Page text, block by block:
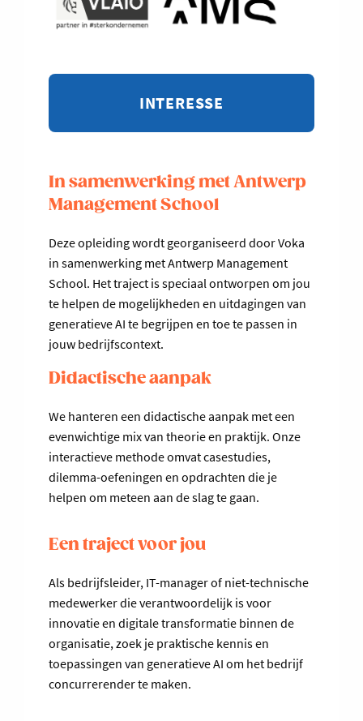
INTERESSE
In samenwerking met Antwerp
Management School
Deze opleiding wordt georganiseerd door Voka
in samenwerking met Antwerp Management
School. Het traject is speciaal ontworpen om jou
te helpen de mogelijkheden en uitdagingen van
generatieve AI te begrijpen en toe te passen in
jouw bedrijfscontext.
Didactische aanpak
We hanteren een didactische aanpak met een
evenwichtige mix van theorie en praktijk. Onze
interactieve methode omvat casestudies,
dilemma-oefeningen en opdrachten die je
helpen om meteen aan de slag te gaan.
Een traject voor jou
Als bedrijfsleider, IT-manager of niet-technische
medewerker die verantwoordelijk is voor
innovatie en digitale transformatie binnen de
organisatie, zoek je praktische kennis en
toepassingen van generatieve AI om het bedrijf
concurrerender te maken.